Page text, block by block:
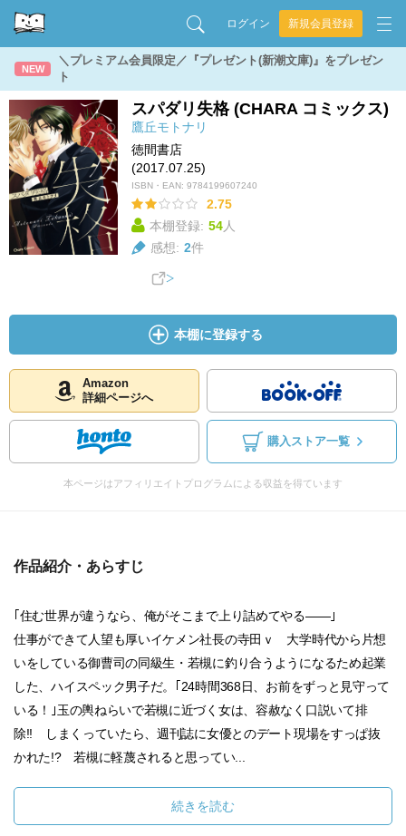
ログイン 新規会員登録
NEW
＼プレミアム会員限定／『プレゼント(新潮文庫)』をプレゼン
ト
スパダリ失格 (CHARA コミックス)
鷹丘モトナリ
徳間書店
(2017.07.25)
ISBN・EAN: 9784199607240
2.75
本棚登録: 54人
感想: 2件
本棚に登録する
Amazon
詳細ページへ
購入ストア一覧
本ページはアフィリエイトプログラムによる収益を得ています
作品紹介・あらすじ
｢住む世界が違うなら、俺がそこまで上り詰めてやる――｣
仕事ができて人望も厚いイケメン社長の寺田ｖ 大学時代から片想
いをしている御曹司の同級生・若槻に釣り合うようになるため起業
した、ハイスペック男子だ。｢24時間368日、お前をずっと見守って
いる！｣玉の輿ねらいで若槻に近づく女は、容赦なく口説いて排
除!! しまくっていたら、週刊誌に女優とのデート現場をすっぱ抜
かれた!? 若槻に軽蔑されると思ってい...
続きを読む